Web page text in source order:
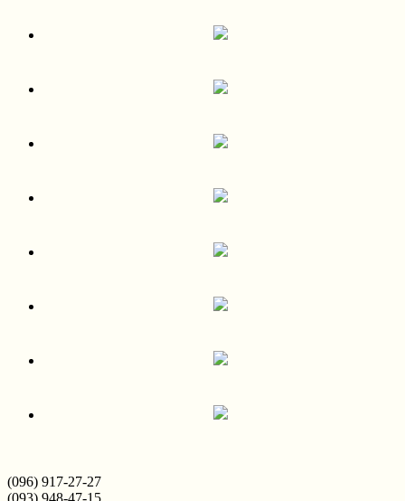
(096) 917-27-27
(093) 948-47-15